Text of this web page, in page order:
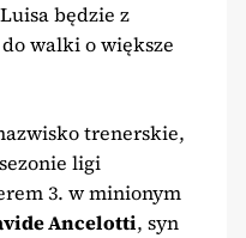
będzie z
walki o większe
trenerskie,
ligi
3. w minionym
Ancelotti, syn